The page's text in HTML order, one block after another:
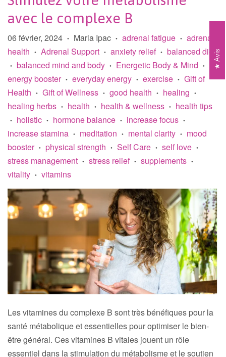
avec le complexe B
06 février, 2024 • Maria Ipac • adrenal fatigue • adrenal
health
• Adrenal Support • anxiety relief • balanced diet
• balanced mind and body • Energetic Body & Mind •
energy booster • everyday energy • exercise • Gift of
Health
• Gift of Wellness • good health • healing •
healing herbs • health • health & wellness • health tips
• holistic • hormone balance • increase focus •
increase stamina • meditation • mental clarity •
mood
booster • physical strength • Self Care • self love •
stress management • stress relief • supplements •
vitality • vitamins
Les vitamines du complexe B sont très bénéfiques pour la
santé métabolique et essentielles pour optimiser le bien-
être général. Ces vitamines B vitales jouent un rôle
essentiel dans la stimulation du métabolisme et le soutien
Avis